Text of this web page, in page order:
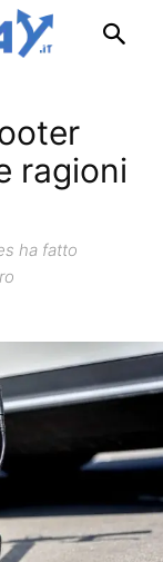
ragioni
ha fatto